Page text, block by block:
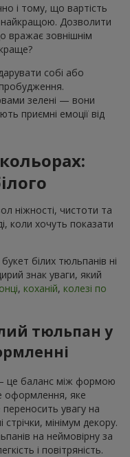
і тому, що вартість
найкращою. Дозволити
вражає зовнішнім
собі або
зелені — вони
приємні емоції від
ніжності, чистоти та
коли хочуть показати
білих тюльпанів ні
знак уваги, який
, коханій, колезі по
тюльпан у
це баланс між формою
оформлення, яке
переносить увагу на
мінімум декору.
на неймовірну за
і повітряність.